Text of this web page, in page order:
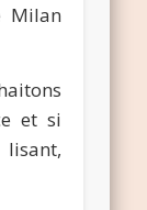
Milan
et si